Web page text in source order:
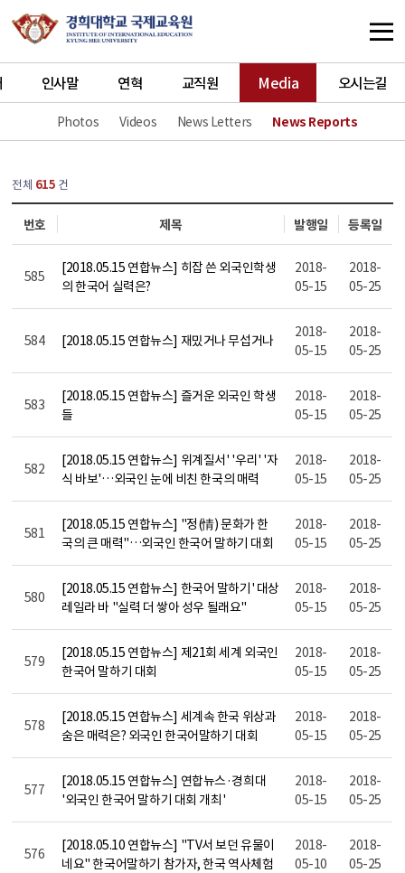
인사말 연혁 교직원 Media
Photos Videos News Letters News Reports
오시는길
전체 615 건
번호 제목 발행일 등록일
585
[2018.05.15 연합뉴스] 히잡 쓴 외국인학생
의 한국어 실력은?
2018-
05-15
2018-
05-25
584 [2018.05.15 연합뉴스] 재밌거나 무섭거나
2018-
05-15
2018-
05-25
583
[2018.05.15 연합뉴스] 즐거운 외국인 학생
들
2018-
05-15
2018-
05-25
582
[2018.05.15 연합뉴스] 위계질서' '우리' '자
식 바보'…외국인 눈에 비친 한국의 매력
2018-
05-15
2018-
05-25
581
[2018.05.15 연합뉴스] "정(情) 문화가 한
국의 큰 매력"…외국인 한국어 말하기 대회
2018-
05-15
2018-
05-25
580
[2018.05.15 연합뉴스] 한국어 말하기' 대상
레일라 바 "실력 더 쌓아 성우 될래요"
2018-
05-15
2018-
05-25
579
[2018.05.15 연합뉴스] 제21회 세계 외국인
한국어 말하기 대회
2018-
05-15
2018-
05-25
578
[2018.05.15 연합뉴스] 세계속 한국 위상과
숨은 매력은? 외국인 한국어말하기 대회
2018-
05-15
2018-
05-25
577
[2018.05.15 연합뉴스] 연합뉴스·경희대
'외국인 한국어 말하기 대회 개최'
2018-
05-15
2018-
05-25
576
[2018.05.10 연합뉴스] "TV서 보던 유물이
네요" 한국어말하기 참가자, 한국 역사체험
2018-
05-10
2018-
05-25